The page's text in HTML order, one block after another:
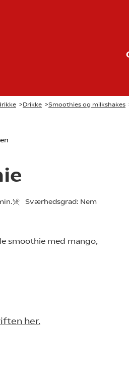
>Drikke >Smoothies og milkshakes
Sværhedsgrad: Nem
smoothie med mango,
her.